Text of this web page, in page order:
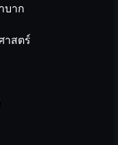
บาก
าสตร์